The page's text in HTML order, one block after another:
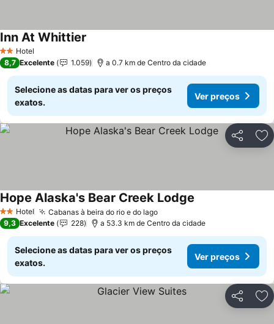
2 Estrelas
Hotel
Inn At Whittier
8,7 Excelente 1.059 a 0.7 km de Centro da cidade
Selecione as datas para ver os preços
exatos.
Ver preços
Partilhar
2 Estrelas
Hotel Cabanas à beira do rio e do lago
Hope Alaska's Bear Creek Lodge
9,3 Excelente 228 a 53.3 km de Centro da cidade
Selecione as datas para ver os preços
exatos.
Ver preços
Partilhar